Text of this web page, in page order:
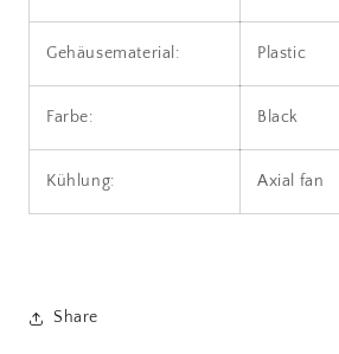
Gehäusematerial: Plastic
Farbe: Black
Kühlung: Axial fan
Share